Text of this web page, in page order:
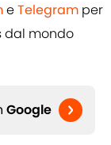
eTelegram per
dal mondo
Google